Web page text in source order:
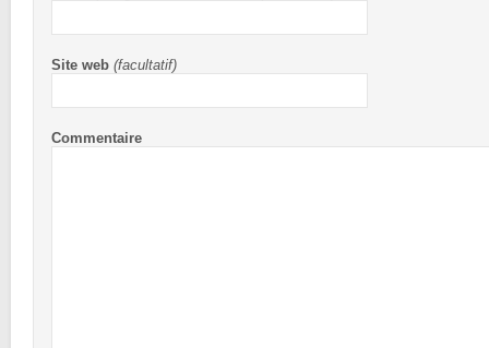
Site web (facultatif)
Commentaire